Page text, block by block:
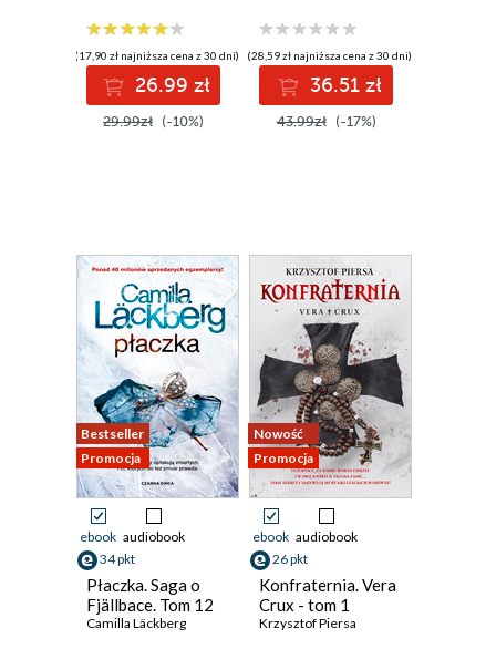
(17,90 zł najniższa cena z 30 dni)
26.99 zł
29.99zł (-10%)
(28,59 zł najniższa cena z 30 dni)
36.51 zł
43.99zł (-17%)
Bestseller
Promocja
ebook audiobook
34 pkt
Płaczka. Saga o
Fjällbace. Tom 12
Camilla Läckberg
Nowość
Promocja
ebook audiobook
26 pkt
Konfraternia. Vera
Crux - tom 1
Krzysztof Piersa